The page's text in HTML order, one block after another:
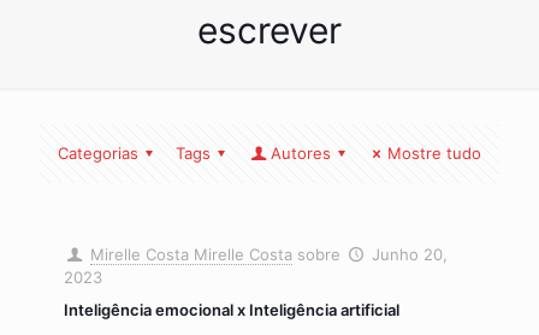
escrever
Categorias Tags Autores Mostre tudo
Mirelle Costa Mirelle Costa sobre
Junho 20,
2023
Inteligência emocional x Inteligência artificial